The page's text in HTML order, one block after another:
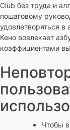
Club без труда и
пошаговому
удовлетворяться
Кено вовлекает
коэффициентами
Чтобы